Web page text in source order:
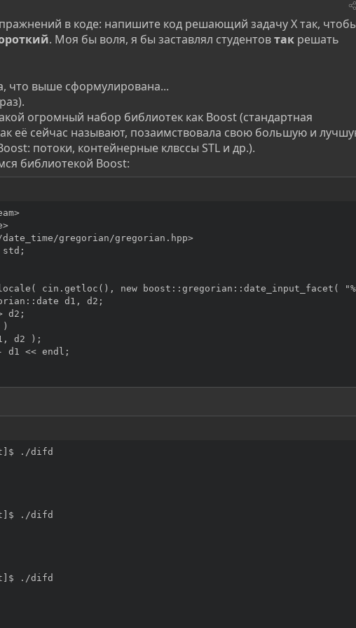
в коде: напишите код решающий задачу X так,
. Моя бы воля, я бы заставлял студентовтак решать
что выше сформулирована...
огромный набор библиотек как Boost (стандартная
её сейчас называют, позаимствовала свою большую и
потоки, контейнерные клвссы STL и др.).
библиотекой Boost:
gregorian/gregorian.hpp>
std;
cin.getloc(), new boost::gregorian::date_input_facet(
d1, d2;
d2;
d2 );
d1 << endl;
./difd
./difd
./difd